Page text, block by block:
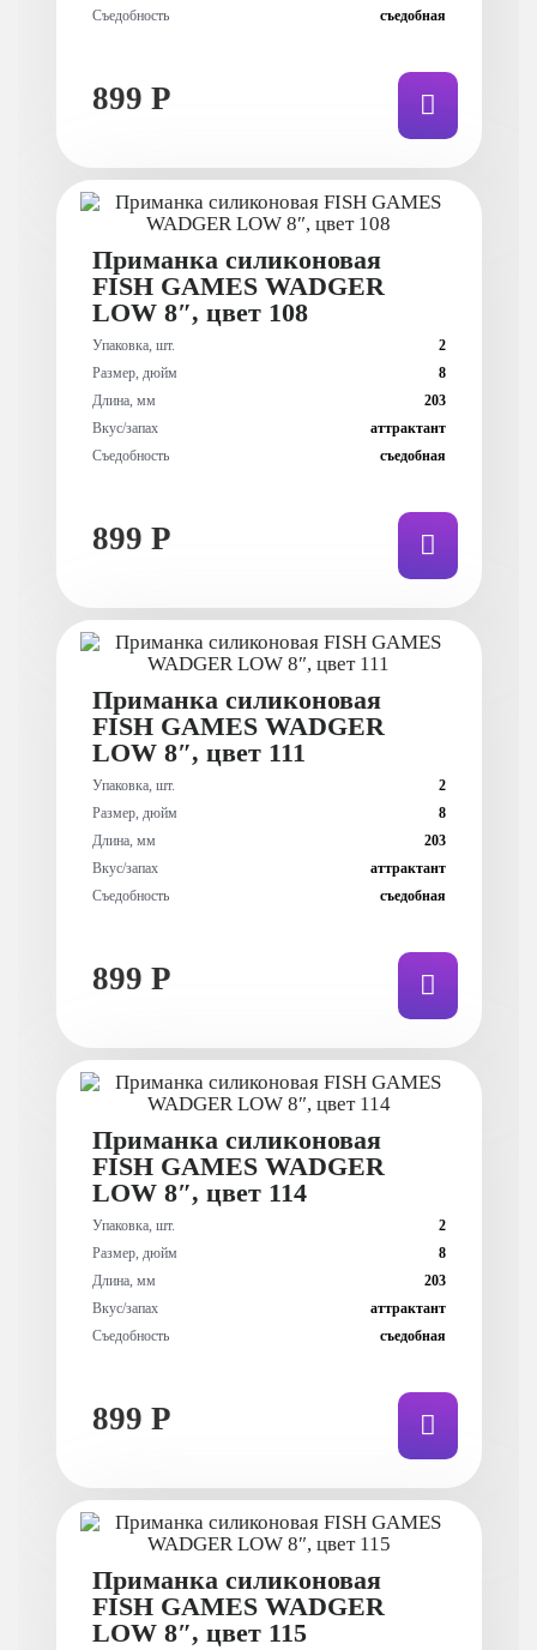
Съедобность
съедобная
899 Р
Приманка силиконовая
FISH GAMES WADGER
LOW 8″, цвет 108
Упаковка, шт.
2
Размер, дюйм
8
Длина, мм
203
Вкус/запах
аттрактант
Съедобность
съедобная
899 Р
Приманка силиконовая
FISH GAMES WADGER
LOW 8″, цвет 111
Упаковка, шт.
2
Размер, дюйм
8
Длина, мм
203
Вкус/запах
аттрактант
Съедобность
съедобная
899 Р
Приманка силиконовая
FISH GAMES WADGER
LOW 8″, цвет 114
Упаковка, шт.
2
Размер, дюйм
8
Длина, мм
203
Вкус/запах
аттрактант
Съедобность
съедобная
899 Р
Приманка силиконовая
FISH GAMES WADGER
LOW 8″, цвет 115